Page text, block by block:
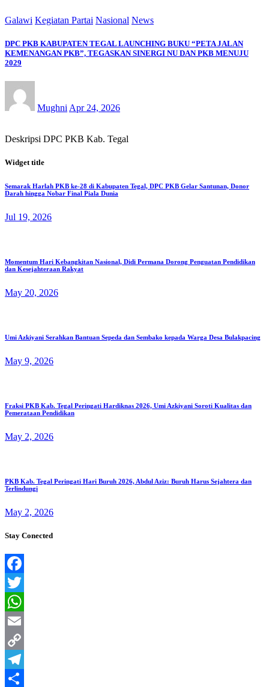
Galawi Kegiatan Partai Nasional News
DPC PKB KABUPATEN TEGAL LAUNCHING BUKU “PETA JALAN
KEMENANGAN PKB”, TEGASKAN SINERGI NU DAN PKB MENUJU
2029
Mughni Apr 24, 2026
Deskripsi DPC PKB Kab. Tegal
Widget title
Semarak Harlah PKB ke-28 di Kabupaten Tegal, DPC PKB Gelar Santunan, Donor
Darah hingga Nobar Final Piala Dunia
Jul 19, 2026
Momentum Hari Kebangkitan Nasional, Didi Permana Dorong Penguatan Pendidikan
dan Kesejahteraan Rakyat
May 20, 2026
Umi Azkiyani Serahkan Bantuan Sepeda dan Sembako kepada Warga Desa Bulakpacing
May 9, 2026
Fraksi PKB Kab. Tegal Peringati Hardiknas 2026, Umi Azkiyani Soroti Kualitas dan
Pemerataan Pendidikan
May 2, 2026
PKB Kab. Tegal Peringati Hari Buruh 2026, Abdul Aziz: Buruh Harus Sejahtera dan
Terlindungi
May 2, 2026
Stay Conected
Facebook
Twitter
WhatsApp
Email
Copy
Link
Telegram